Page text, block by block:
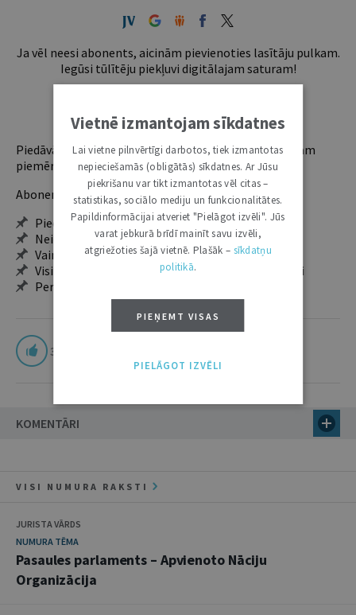
Ja vēl neesi abonents, aicinām pievienoties lasītāju pulkam.
Iegūsi tūlītēju piekļuvi digitālajam saturam!
Piedāvājam trīs abonementu veidus. Vienam lietotājam
piemērotākais ir "Mazais" (3, 6 un 12 mēnešiem).
Abonentu ieguvumi:
Pieeja jaunākajam izdevumam
Neierobežota pieeja arhīvam – 24 h/7 d.
Vairāk nekā 18 000 rakstu un 2000 autoru
Visi tematiskie numuri un ikgadējie grāmatžurnāli
Personalizētās iespējas – piezīmes, citāti, mapes
3
KOMENTĀRI
VISI NUMURA RAKSTI
JURISTA VĀRDS
NUMURA TĒMA
Pasaules parlaments – Apvienoto Nāciju
Organizācija
Vietnē izmantojam sīkdatnes
Lai vietne pilnvērtīgi darbotos, tiek izmantotas
nepieciešamās (obligātās) sīkdatnes. Ar Jūsu
piekrišanu var tikt izmantotas vēl citas –
statistikas, sociālo mediju un funkcionalitātes.
Papildinformācijai atveriet "Pielāgot izvēli". Jūs
varat jebkurā brīdī mainīt savu izvēli,
atgriežoties šajā vietnē. Plašāk – sīkdatņu
politikā.
PIEŅEMT VISAS
PIELĀGOT IZVĒLI